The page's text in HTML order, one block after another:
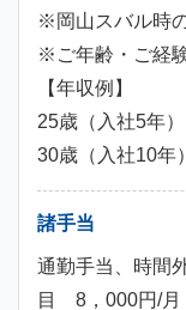
※岡山スバル時
※ご年齢・ご経
【年収例】
25歳（入社5年
30歳（入社10年
諸手当
通勤手当、時間
目 8，000円/